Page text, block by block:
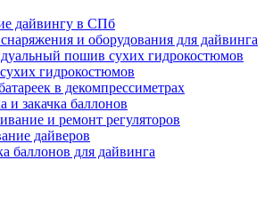
дайвингу в СПб
и оборудования для дайвинга
пошив сухих гидрокостюмов
гидрокостюмов
в декомпрессиметрах
и закачка баллонов
и ремонт регуляторов
дайверов
баллонов для дайвинга